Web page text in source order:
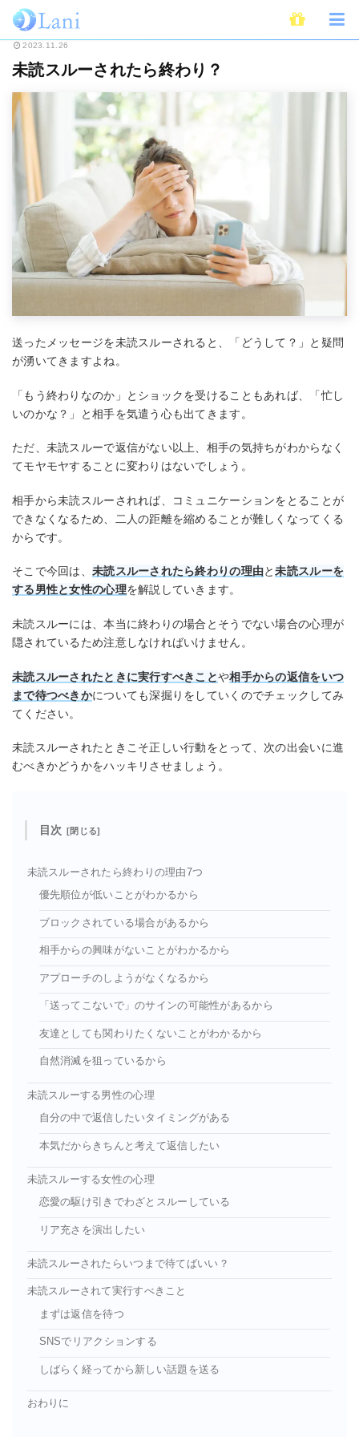
ホーム 恋愛
2023.11.26
未読スルーされたら終わり？
送ったメッセージを未読スルーされると、「どうして？」と疑問
が湧いてきますよね。
「もう終わりなのか」とショックを受けることもあれば、「忙し
いのかな？」と相手を気遣う心も出てきます。
ただ、未読スルーで返信がない以上、相手の気持ちがわからなく
てモヤモヤすることに変わりはないでしょう。
相手から未読スルーされれば、コミュニケーションをとることが
できなくなるため、二人の距離を縮めることが難しくなってくる
からです。
そこで今回は、 未読スルーされたら終わりの理由と未読スルーを
する男性と女性の心理を解説していきます。
未読スルーには、本当に終わりの場合とそうでない場合の心理が
隠されているため注意しなければいけません。
未読スルーされたときに実行すべきことや相手からの返信をいつ
まで待つべきかについても深掘りをしていくのでチェックしてみ
てください。
未読スルーされたときこそ正しい行動をとって、次の出会いに進
むべきかどうかをハッキリさせましょう。
目次
未読スルーされたら終わりの理由7つ
優先順位が低いことがわかるから
ブロックされている場合があるから
相手からの興味がないことがわかるから
アプローチのしようがなくなるから
「送ってこないで」のサインの可能性があるから
友達としても関わりたくないことがわかるから
自然消滅を狙っているから
未読スルーする男性の心理
自分の中で返信したいタイミングがある
本気だからきちんと考えて返信したい
未読スルーする女性の心理
恋愛の駆け引きでわざとスルーしている
リア充さを演出したい
未読スルーされたらいつまで待てばいい？
未読スルーされて実行すべきこと
まずは返信を待つ
SNSでリアクションする
しばらく経ってから新しい話題を送る
おわりに